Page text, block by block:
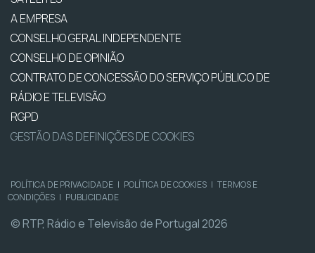
A EMPRESA
CONSELHO GERAL INDEPENDENTE
CONSELHO DE OPINIÃO
CONTRATO DE CONCESSÃO DO SERVIÇO PÚBLICO DE
RÁDIO E TELEVISÃO
RGPD
GESTÃO DAS DEFINIÇÕES DE COOKIES
POLÍTICA DE PRIVACIDADE | POLÍTICA DE COOKIES | TERMOS E
CONDIÇÕES | PUBLICIDADE
© RTP, Rádio e Televisão de Portugal 2026